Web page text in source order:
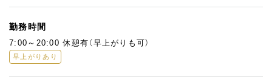
勤務時間
7:00～20:00 休憩有（早上がりも可）
早上がりあり